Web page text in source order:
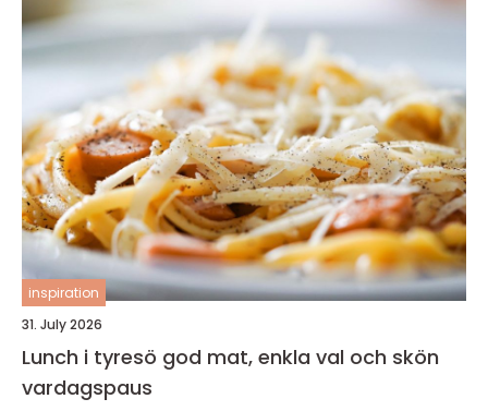
inspiration
31. July 2026
Lunch i tyresö god mat, enkla val och skön
vardagspaus